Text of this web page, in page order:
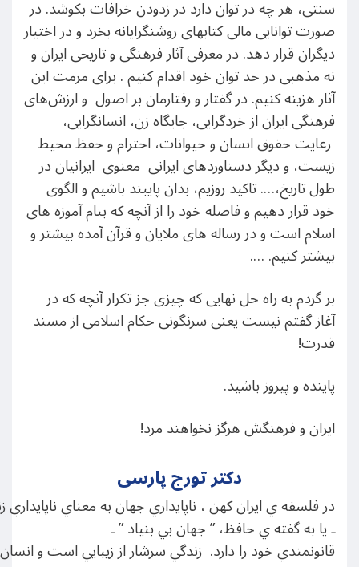
سنتی، هر چه در توان دارد در زدودن خرافات بکوشد. در
صورت توانایی مالی کتابهای روشنگرایانه بخرد و در اختیار
دیگران قرار دهد. در معرفی آثار فرهنگی و تاریخی ایران و
نه مذهبی در حد توان خود اقدام کنیم . برای مرمت این
آثار هزینه کنیم. در گفتار و رفتارمان بر اصول و ارزش‌های
فرهنگی ایران از خردگرایی، جایگاه زن، انسانگرایی،
رعایت حقوق انسان و حیوانات، احترام و حفظ محیط
زیست، و دیگر دستاوردهای ایرانی معنوی ایرانیان در
طول تاریخ،…. تاکید روزیم، بدان پایبند باشیم و الگوی
خود قرار دهیم و فاصله خود را از آنچه که بنام آموزه های
اسلام است و در رساله‌ های ملایان و قرآن آمده بیشتر و
بیشتر کنیم. ….
بر گردم به راه حل نهایی که چیزی جز تکرار آنچه که در
آغاز گفتم نیست یعنی سرنگونی حکام اسلامی از مسند
قدرت!
پاینده و پیروز باشید.
ایران و فرهنگش هرگز نخواهند مرد!
دکتر تورج پارسی
در فلسفه ي ايران كهن ، ناپايداري جهان به معناي
ـ يا به گفته ي حافظ، ” جهان بي بنياد ” ـ
قانونمندي خود را دارد. زندگي سرشار از زيبايي است و